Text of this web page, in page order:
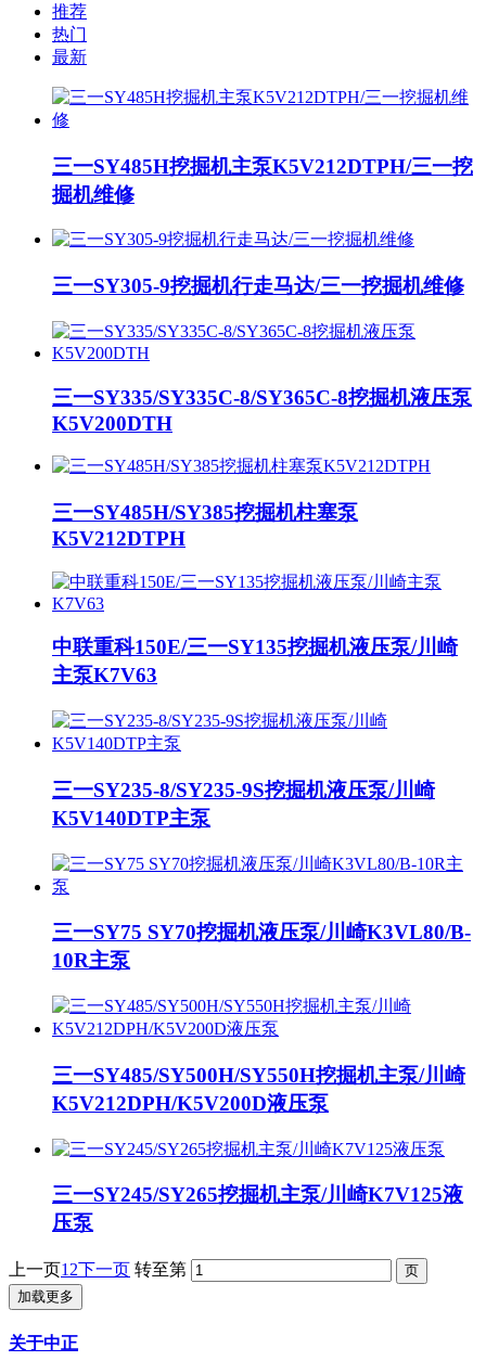
推荐
热门
最新
三一SY485H挖掘机主泵K5V212DTPH/三一挖
掘机维修
三一SY305-9挖掘机行走马达/三一挖掘机维修
三一SY335/SY335C-8/SY365C-8挖掘机液压泵
K5V200DTH
三一SY485H/SY385挖掘机柱塞泵
K5V212DTPH
中联重科150E/三一SY135挖掘机液压泵/川崎
主泵K7V63
三一SY235-8/SY235-9S挖掘机液压泵/川崎
K5V140DTP主泵
三一SY75 SY70挖掘机液压泵/川崎K3VL80/B-
10R主泵
三一SY485/SY500H/SY550H挖掘机主泵/川崎
K5V212DPH/K5V200D液压泵
三一SY245/SY265挖掘机主泵/川崎K7V125液
压泵
上一页1 2下一页 转至第
加载更多
关于中正